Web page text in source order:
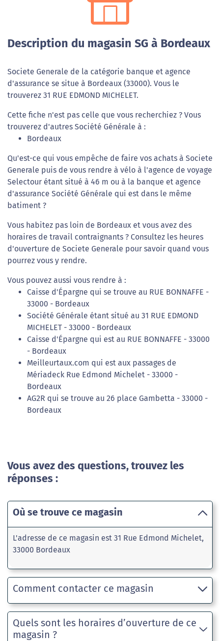
Description du magasin SG à Bordeaux
Societe Generale de la catégorie banque et agence
d'assurance se situe à Bordeaux (33000). Vous le
trouverez 31 RUE EDMOND MICHELET.
Cette fiche n'est pas celle que vous recherchiez ? Vous
trouverez d'autres Société Générale à :
Bordeaux
Qu'est-ce qui vous empêche de faire vos achats à Societe
Generale puis de vous rendre à vélo à l'agence de voyage
Selectour étant situé à 46 m ou à la banque et agence
d'assurance Société Générale qui est dans le même
batiment ?
Vous habitez pas loin de Bordeaux et vous avez des
horaires de travail contraignants ? Consultez les heures
d'ouverture de Societe Generale pour savoir quand vous
pourrez vous y rendre.
Vous pouvez aussi vous rendre à :
Caisse d'Épargne qui se trouve au RUE BONNAFFE -
33000 - Bordeaux
Société Générale étant situé au 31 RUE EDMOND
MICHELET - 33000 - Bordeaux
Caisse d'Épargne qui est au RUE BONNAFFE - 33000
- Bordeaux
Meilleurtaux.com qui est aux passages de
Mériadeck Rue Edmond Michelet - 33000 -
Bordeaux
AG2R qui se trouve au 26 place Gambetta - 33000 -
Bordeaux
Vous avez des questions, trouvez les
réponses :
Où se trouve ce magasin
L'adresse de ce magasin est 31 Rue Edmond Michelet,
33000 Bordeaux
Comment contacter ce magasin
Quels sont les horaires d’ouverture de ce
magasin ?